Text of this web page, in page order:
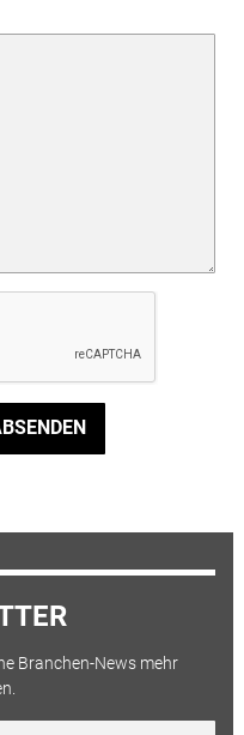
Branchen-News mehr